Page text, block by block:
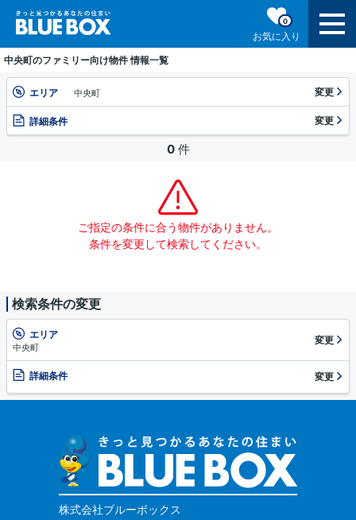
お気に入り
0
中央町のファミリー向け物件 情報一覧
エリア 中央町 変更
詳細条件 変更
0 件
ご指定の条件に合う物件がありません。
条件を変更して検索してください。
検索条件の変更
エリア
中央町
変更
詳細条件 変更
株式会社ブルーボックス